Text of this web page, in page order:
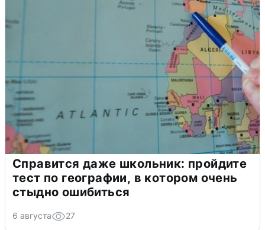
Справится даже школьник: пройдите
тест по географии, в котором очень
стыдно ошибиться
6 августа 27